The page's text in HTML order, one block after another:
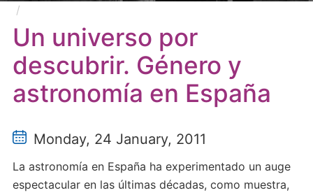
Un universo por
descubrir. Género y
astronomía en España
Monday, 24 January, 2011
La astronomía en España ha experimentado un auge
espectacular en las últimas décadas, como muestra,